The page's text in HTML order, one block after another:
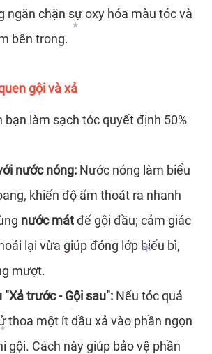
*
*
ngăn chặn sự oxy hóa màu tóc và
bên trong.
gội và xả
bạn làm sạch tóc quyết định 50%
nước nóng: Nước nóng làm biểu
khiến độ ẩm thoát ra nhanh
nước mátđể gội đầu; cảm giác
lại vừa giúp đóng lớp biểu bì,
mượt.
trước - Gội sau": Nếu tóc quá
thoa một ít dầu xả vào phần ngọn
gội. Cách này giúp bảo vệ phần